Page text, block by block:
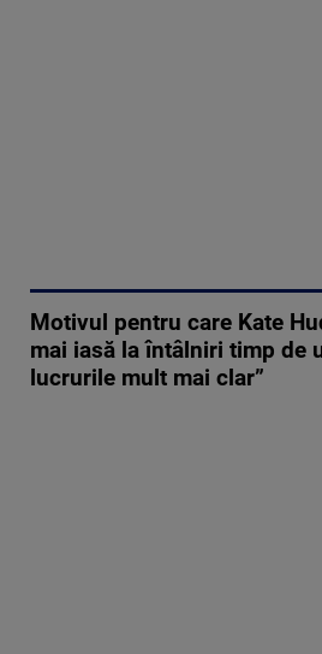
Motivul pentru care Kate
mai iasă la întâlniri timp de
lucrurile mult mai clar”